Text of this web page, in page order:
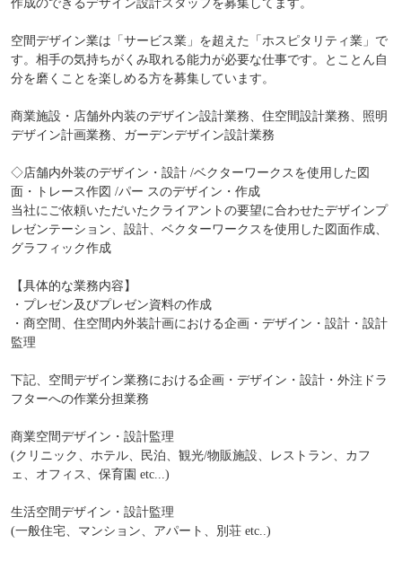
作成のできるデザイン設計スタッフを募集してます。
空間デザイン業は「サービス業」を超えた「ホスピタリティ業」で
す。相手の気持ちがくみ取れる能力が必要な仕事です。とことん自
分を磨くことを楽しめる方を募集しています。
商業施設・店舗外内装のデザイン設計業務、住空間設計業務、照明
デザイン計画業務、ガーデンデザイン設計業務
◇店舗内外装のデザイン・設計 /ベクターワークスを使用した図
面・トレース作図 /パー スのデザイン・作成
当社にご依頼いただいたクライアントの要望に合わせたデザインプ
レゼンテーション、設計、ベクターワークスを使用した図面作成、
グラフィック作成
【具体的な業務内容】
・プレゼン及びプレゼン資料の作成
・商空間、住空間内外装計画における企画・デザイン・設計・設計
監理
下記、空間デザイン業務における企画・デザイン・設計・外注ドラ
フターへの作業分担業務
商業空間デザイン・設計監理
(クリニック、ホテル、民泊、観光/物販施設、レストラン、カフ
ェ、オフィス、保育園 etc...)
生活空間デザイン・設計監理
(一般住宅、マンション、アパート、別荘 etc..)